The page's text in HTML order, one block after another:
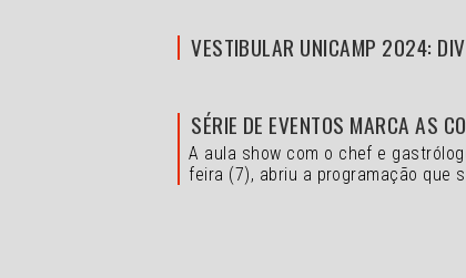
VESTIBULAR UNICAMP 2024:
SÉRIE DE EVENTOS MARCA AS
A aula show com o chef e
feira (7), abriu a programação que